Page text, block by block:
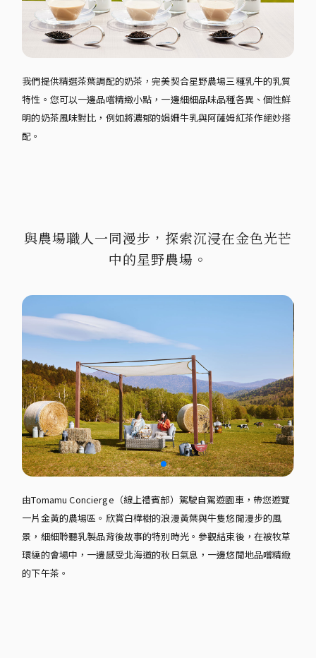
我們提供精選茶葉調配的奶茶，完美契合星野農場三種乳牛的乳質
特性。您可以一邊品嚐精緻小點，一邊細細品味品種各異、個性鮮
明的奶茶風味對比，例如將濃郁的娟姍牛乳與阿薩姆紅茶作絕妙搭
配。
與農場職人一同漫步，探索沉浸在金色光芒
中的星野農場。
由Tomamu Concierge（線上禮賓部）駕駛自駕遊園車，帶您遊覽
一片金黃的農場區。欣賞白樺樹的浪漫黃葉與牛隻悠閒漫步的風
景，細細聆聽乳製品背後故事的特別時光。參觀結束後，在被牧草
環繞的會場中，一邊感受北海道的秋日氣息，一邊悠閒地品嚐精緻
的下午茶。